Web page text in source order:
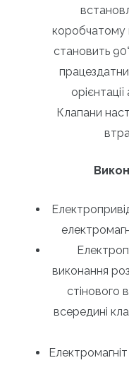
коробчатому
становить
Клапани
виконання
стінового
всередині